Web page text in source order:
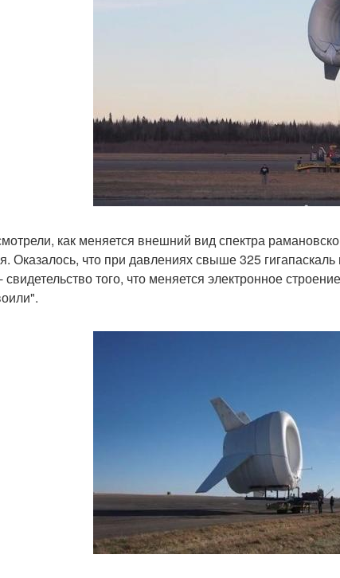
как меняется внешний вид спектра
Оказалось, что при давлениях свыше 325 гигапаскаль
свидетельство того, что меняется электронное